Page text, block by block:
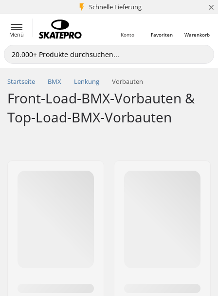
Schnelle Lieferung
5+ Mio. Kunden ×
Menü Warenkorb
Favoriten
Konto
Startseite BMX Lenkung Vorbauten
Front-Load-BMX-Vorbauten &
Top-Load-BMX-Vorbauten